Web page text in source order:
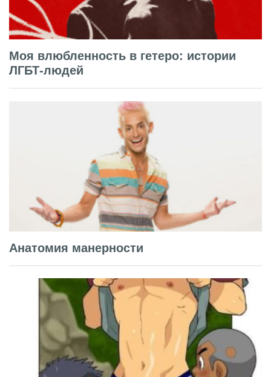
Моя влюбленность в гетеро: истории
ЛГБТ-людей
Анатомия манерности